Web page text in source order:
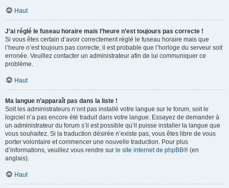
Haut
J’ai réglé le fuseau horaire mais l’heure n’est toujours pas correcte !
Si vous êtes certain d’avoir correctement réglé le fuseau horaire mais que
l’heure n’est toujours pas correcte, il est probable que l’horloge du serveur soit
erronée. Veuillez contacter un administrateur afin de lui communiquer ce
problème.
Haut
Ma langue n’apparaît pas dans la liste !
Soit les administrateurs n’ont pas installé votre langue sur le forum, soit le
logiciel n’a pas encore été traduit dans votre langue. Essayez de demander à
un administrateur du forum s’il est possible qu’il puisse installer la langue que
vous souhaitez. Si la traduction désirée n’existe pas, vous êtes libre de vous
porter volontaire et commencer une nouvelle traduction. Pour plus
d’informations, veuillez vous rendre sur le site internet de phpBB® (en
anglais).
Haut